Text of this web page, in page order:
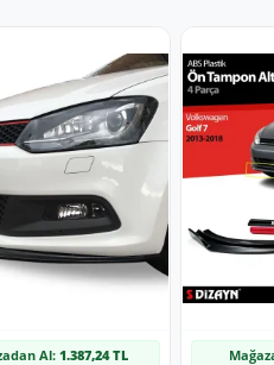
Al: 1.387,24 TL